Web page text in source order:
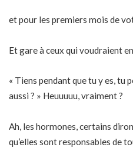
et pour les premiers mois de
Et gare à ceux qui voudraient
« Tiens pendant que tu y es, tu
aussi ? » Heuuuuu, vraiment ?
Ah, les hormones, certains
qu’elles sont responsables de